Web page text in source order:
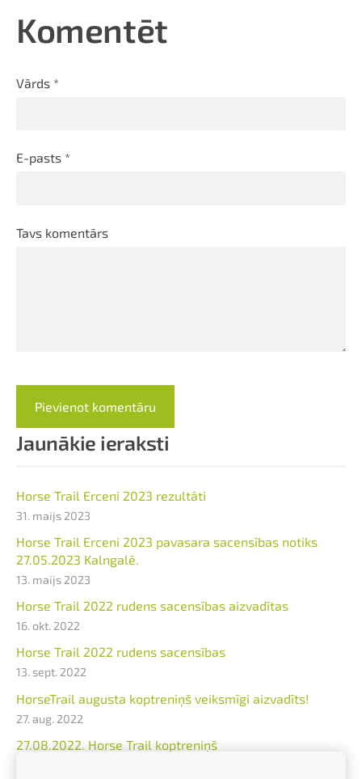
Jaunākie ieraksti
Horse Trail Erceni 2023 rezultāti
31. maijs 2023
Horse Trail Erceni 2023 pavasara sacensības notiks
27.05.2023 Kalngalē.
13. maijs 2023
Horse Trail 2022 rudens sacensības aizvadītas
16. okt. 2022
Horse Trail 2022 rudens sacensības
13. sept. 2022
HorseTrail augusta koptreniņš veiksmīgi aizvadīts!
27. aug. 2022
27.08.2022. Horse Trail koptreniņš
Komentēt
Vārds *
E-pasts *
Tavs komentārs